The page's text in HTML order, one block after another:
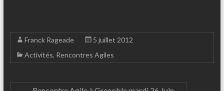
Franck Rageade
5 juillet 2012
Activités, Rencontres Agiles